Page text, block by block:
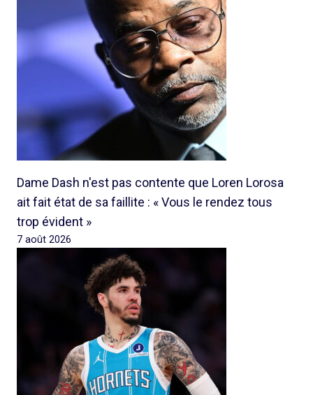
Dame Dash n'est pas contente que Loren Lorosa
ait fait état de sa faillite : « Vous le rendez tous
trop évident »
7 août 2026